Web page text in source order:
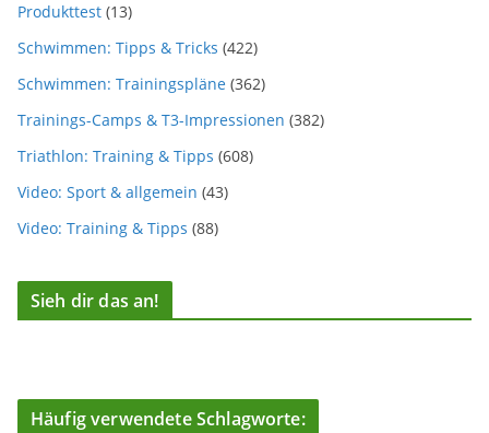
Produkttest (13)
Schwimmen: Tipps & Tricks (422)
Schwimmen: Trainingspläne (362)
Trainings-Camps & T3-Impressionen (382)
Triathlon: Training & Tipps (608)
Video: Sport & allgemein (43)
Video: Training & Tipps (88)
Sieh dir das an!
Häufig verwendete Schlagworte: